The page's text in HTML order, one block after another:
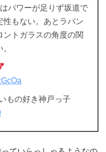
パワーが足りず坂道で
性もない。あとラパン
ントガラスの角度の関
もの好き神戸っ子